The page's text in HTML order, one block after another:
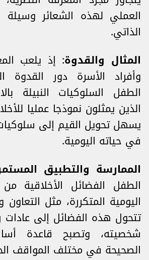
العملي لهذه الشعائر وسيلة
الذاتي.
المثال والقدوة: إذ يلعب
وأفراد الأسرة دور القدوة
الطفل السلوكيات النبيلة
الذين يمثلون نموذجا عمليا
يسهل تحويل القيم إلى
في حياته اليومية.
الممارسة والتطبيق
الطفل الفضائل الأخلاقية
اليومية المتكررة، مثل
تتحول هذه الفضائل إلى
شخصيته، وتصبح قاعدة
الصحيحة في مختلف المواقف